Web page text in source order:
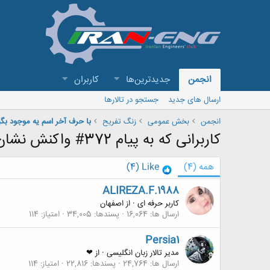
انجمن جدیدترین‌ها کاربران
ارسال های جدید
جستجو در تالارها
انجمن
بخش عمومی زنگ تفريح با حرف آخر اسم یه موجود
کاربرانی که به پیام 372# واکنش نشان داده اند
همه (4)
Like
(4)
ALIREZA.F.1988
کاربر حرفه ای · ازاصفهان
ارسال ها 16,064 پسندها 34,005 امتیاز 114
Persia1
مدیر تالار زبان انگلیسی · از ❤
ارسال ها 24,764 پسندها 22,816 امتیاز 114